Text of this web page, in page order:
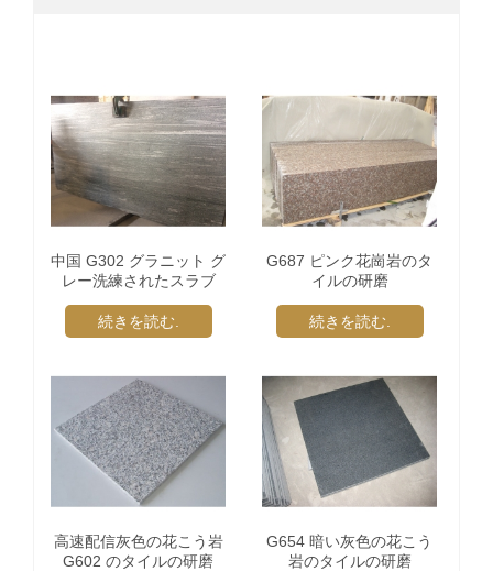
中国 G302 グラニット グ
レー洗練されたスラブ
続きを読む.
G687 ピンク花崗岩のタ
イルの研磨
続きを読む.
高速配信灰色の花こう岩
G602 のタイルの研磨
G654 暗い灰色の花こう
岩のタイルの研磨